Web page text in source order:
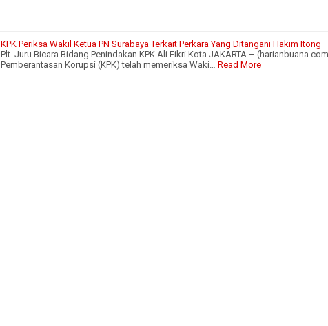
KPK Periksa Wakil Ketua PN Surabaya Terkait Perkara Yang Ditangani Hakim Itong
Plt. Juru Bicara Bidang Penindakan KPK Ali Fikri.Kota JAKARTA –
Pemberantasan Korupsi (KPK) telah memeriksa Waki… Read More